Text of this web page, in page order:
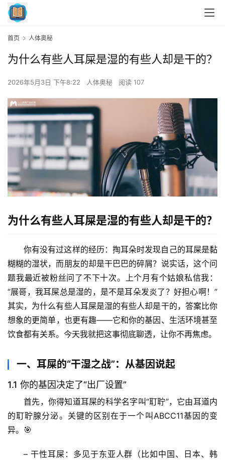
首页 人体奥秘
为什么有些人耳屎是湿的有些人却是干的？
2026年5月3日 下午8:22 人体奥秘 阅读 107
为什么有些人耳屎是湿的有些人却是干的？
你有没有过这样的经历：掏耳朵时发现自己的耳屎是黏
糊糊的湿状，而朋友的却是干巴巴的碎屑？说实话，这个问
题我最近被粉丝问了不下十次。上个月有个姑娘私信我：
“展哥，我耳屎总是湿的，是不是耳朵发炎了？好担心啊！”
其实， 为什么有些人耳屎是湿的有些人却是干的，答案比你
想象的更简单，也更有趣——它和你的基因、生活环境甚至
饮食都有关系。今天我就把这事彻底聊透，让你不再焦虑。
一、耳屎的“干湿之战”：从基因说起
1.1 你的基因决定了“出厂设置”
首先，你得知道耳屎的科学名字叫“耵聍”，它由耳道内
的耵聍腺分泌。关键的区别在于一个叫 ABCC11基因 的变
异。🎯
– 干性耳屎 ：多见于东亚人群（比如中国、日本、韩